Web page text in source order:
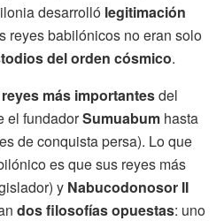
desarrolló legitimación
reyes babilónicos no eran solo
del orden cósmico.
reyes más importantesdel
el fundadorSumuabum hasta
de conquista persa). Lo que
es que sus reyes más
y Nabucodonosor II
dos filosofías opuestas: uno